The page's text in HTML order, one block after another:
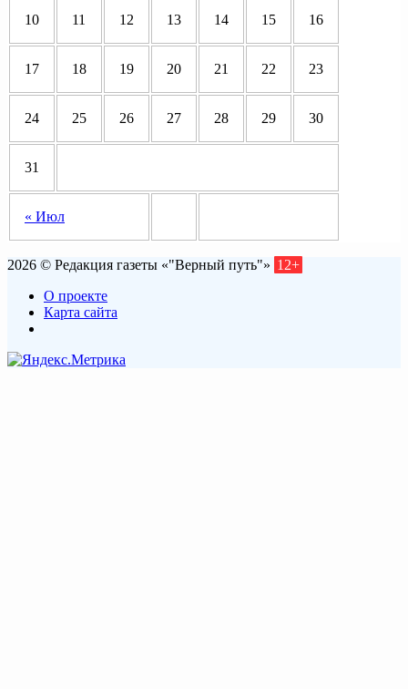
« Июл
10 11 12 13 14 15 16
17 18 19 20 21 22 23
24 25 26 27 28 29 30
31
2026 © Редакция газеты «"Верный путь"» 12+
О проекте
Карта сайта